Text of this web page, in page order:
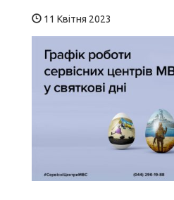
11 Квітня 2023